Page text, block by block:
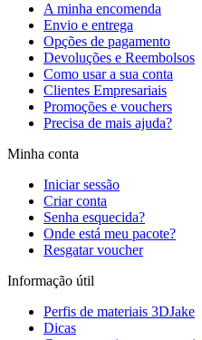
A minha encomenda
Envio e entrega
Opções de pagamento
Devoluções e Reembolsos
Como usar a sua conta
Clientes Empresariais
Promoções e vouchers
Precisa de mais ajuda?
Minha conta
Iniciar sessão
Criar conta
Senha esquecida?
Onde está meu pacote?
Resgatar voucher
Informação útil
Perfis de materiais 3DJake
Dicas